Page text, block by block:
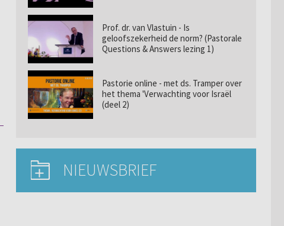
Prof. dr. van Vlastuin - Is
geloofszekerheid de norm? (Pastorale
Questions & Answers lezing 1)
Pastorie online - met ds. Tramper over
het thema 'Verwachting voor Israël
(deel 2)
NIEUWSBRIEF